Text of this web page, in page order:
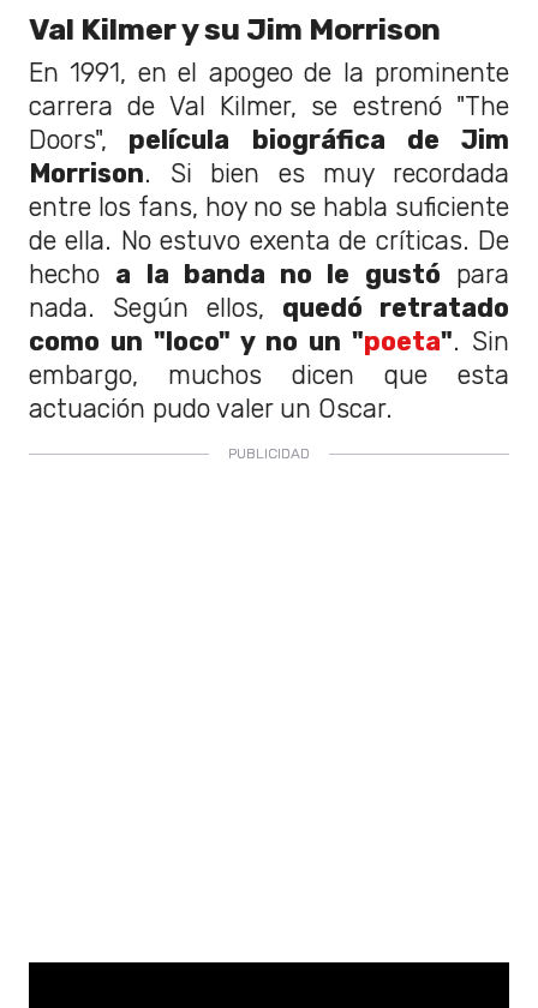
Val Kilmer y su Jim Morrison
En 1991, en el apogeo de la prominente
carrera de Val Kilmer, se estrenó "The
Doors", película biográfica de Jim
Morrison. Si bien es muy recordada
entre los fans, hoy no se habla suficiente
de ella. No estuvo exenta de críticas. De
hecho a la banda no le gustó para
nada. Según ellos, quedó retratado
como un "loco" y no un "poeta". Sin
embargo, muchos dicen que esta
actuación pudo valer un Oscar.